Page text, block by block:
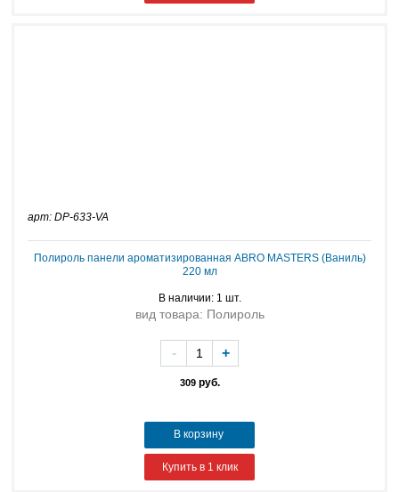
арт: DP-633-VA
Полироль панели ароматизированная ABRO MASTERS (Ваниль)
220 мл
В наличии: 1 шт.
вид товара: Полироль
309руб.
- +
В корзину
Купить в 1 клик